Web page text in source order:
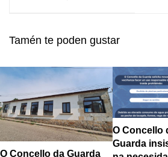
Tamén te poden gustar
O Concello da Guarda
O Concello
Guarda